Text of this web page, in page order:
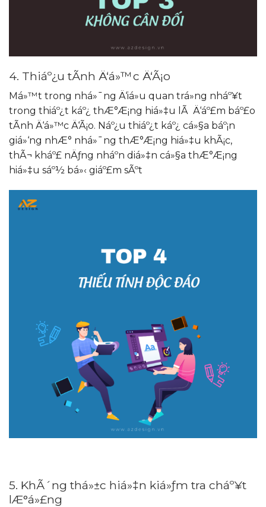
4. Thiáº¿u tÃ­nh Ä‘á»™c Ä‘Ã¡o
Má»™t trong nhá»¯ng Ä‘iá»u quan trá»ng nháº¥t
trong thiáº¿t káº¿ thÆ°Æ¡ng hiá»‡u lÃ Ä‘áº£m báº£o
tÃ­nh Ä‘á»™c Ä‘Ã¡o. Náº¿u thiáº¿t káº¿ cá»§a báº¡n
giá»‘ng nhÆ° nhá»¯ng thÆ°Æ¡ng hiá»‡u khÃ¡c,
thÃ¬ kháº£ nÄƒng nháº­n diá»‡n cá»§a thÆ°Æ¡ng
hiá»‡u sáº½ bá»‹ giáº£m sÃºt
5. KhÃ´ng thá»±c hiá»‡n kiá»ƒm tra cháº¥t
lÆ°á»£ng